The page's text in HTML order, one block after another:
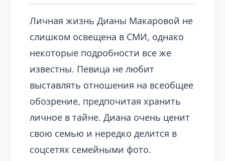
Личная жизнь Дианы Макаровой не
слишком освещена в СМИ, однако
некоторые подробности все же
известны. Певица не любит
выставлять отношения на всеобщее
обозрение, предпочитая хранить
личное в тайне. Диана очень ценит
свою семью и нередко делится в
соцсетях семейными фото.